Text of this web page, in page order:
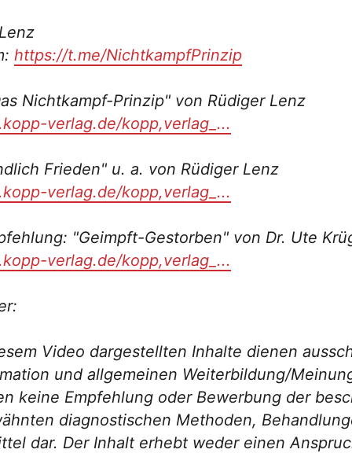
https://t.me/NichtkampfPrinzip
Nichtkampf-Prinzip" von Rüdiger Lenz
verlag.de/kopp,verlag_...
Frieden" u. a. von Rüdiger Lenz
verlag.de/kopp,verlag_...
"Geimpft-Gestorben" von Dr. Ute
verlag.de/kopp,verlag_...
Video dargestellten Inhalte dienen
und allgemeinen Weiterbildung/
keine Empfehlung oder Bewerbung der
diagnostischen Methoden,
dar. Der Inhalt erhebt weder einen